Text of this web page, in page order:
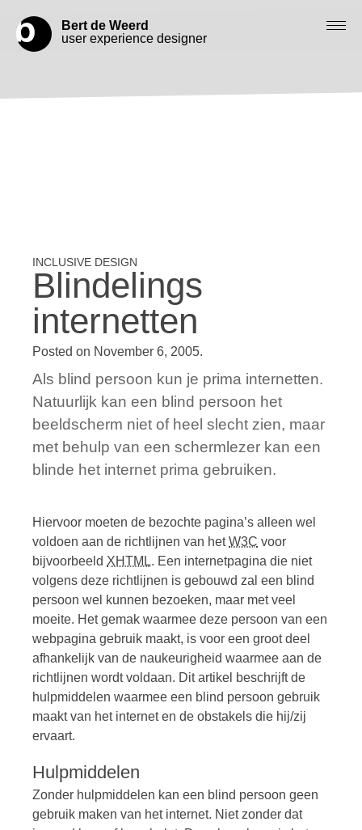
Blindelings
internetten
Posted on November 6, 2005.
Als blind persoon kun je prima internetten.
Natuurlijk kan een blind persoon het
beeldscherm niet of heel slecht zien, maar
met behulp van een schermlezer kan een
blinde het internet prima gebruiken.
Hiervoor moeten de bezochte pagina’s alleen wel
voldoen aan de richtlijnen van hetW3C voor
bijvoorbeeld XHTML. Een internetpagina die niet
volgens deze richtlijnen is gebouwd zal een blind
persoon wel kunnen bezoeken, maar met veel
moeite. Het gemak waarmee deze persoon van een
webpagina gebruik maakt, is voor een groot deel
afhankelijk van de naukeurigheid waarmee aan de
richtlijnen wordt voldaan. Dit artikel beschrijft de
hulpmiddelen waarmee een blind persoon gebruik
maakt van het internet en de obstakels die hij/zij
ervaart.
Hulpmiddelen
Zonder hulpmiddelen kan een blind persoon geen
gebruik maken van het internet. Niet zonder dat
Bert de Weerd
user experience designer